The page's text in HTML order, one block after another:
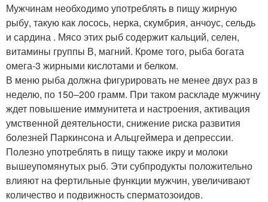
Мужчинам необходимо употреблять в пищу жирную
рыбу, такую как лосось, нерка, скумбрия, анчоус, сельдь
и сардина . Мясо этих рыб содержит кальций, селен,
витамины группы В, магний. Кроме того, рыба богата
омега-3 жирными кислотами и белком.
В меню рыба должна фигурировать не менее двух раз в
неделю, по 150–200 грамм. При таком раскладе мужчину
ждет повышение иммунитета и настроения, активация
умственной деятельности, снижение риска развития
болезней Паркинсона и Альцгеймера и депрессии.
Полезно употреблять в пищу также икру и молоки
вышеупомянутых рыб. Эти субпродукты положительно
влияют на фертильные функции мужчин, увеличивают
количество и подвижность сперматозоидов.